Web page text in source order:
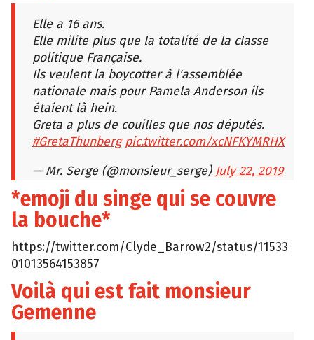
Elle a 16 ans.
Elle milite plus que la totalité de la classe
politique Française.
Ils veulent la boycotter à l'assemblée
nationale mais pour Pamela Anderson ils
étaient là hein.
Greta a plus de couilles que nos députés.
#GretaThunberg pic.twitter.com/xcNFKYMRHX
— Mr. Serge (@monsieur_serge) July 22, 2019
*emoji du singe qui se couvre
la bouche*
https://twitter.com/Clyde_Barrow2/status/11533
01013564153857
Voilà qui est fait monsieur
Gemenne